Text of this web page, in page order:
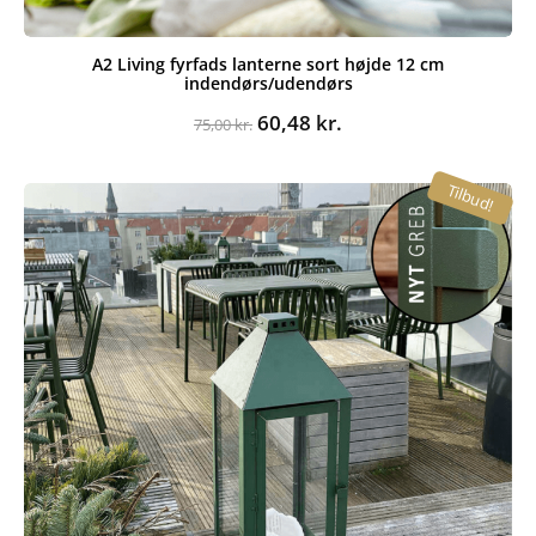
A2 Living fyrfads lanterne sort højde 12 cm
indendørs/udendørs
75,00kr. Den
var:
75,00 kr..
60,48 kr.
60,48 kr..
Tilbud!